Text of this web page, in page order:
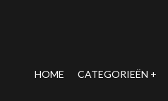
HOME CATEGORIEËN